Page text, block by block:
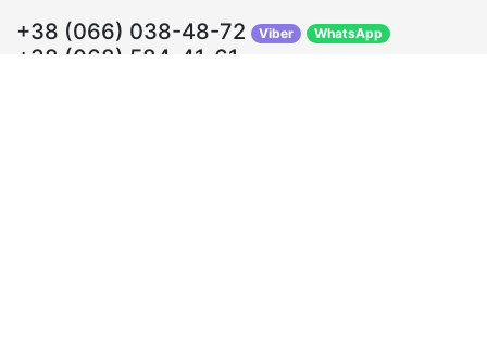
+38 (066) 038-48-72 Viber WhatsApp
+38 (068) 584-41-61